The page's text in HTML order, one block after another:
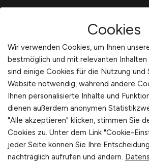
Für Arbeitgeber
Stellenanzeigen schalten
Mediadaten & Konditionen
Arbeitgeber Seite
Arbeitgeber Kontakt
Karrierenetzwerk
Cookies
Wir verwenden Cookies, um Ihnen
bestmöglich und mit relevanten Inhalten
sind einige Cookies für die Nutzung und
Website notwendig, während andere
Ihnen personalisierte Inhalte und
dienen außerdem anonymen
"Alle akzeptieren" klicken, stimmen Sie
Cookies zu. Unter dem Link "Cookie-
jeder Seite können Sie Ihre
nachträglich aufrufen und ändern.